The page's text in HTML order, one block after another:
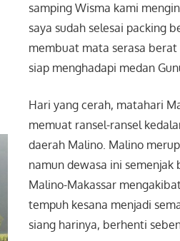
samping Wisma kami
saya sudah selesai packing
membuat mata serasa
siap menghadapi medan
Hari yang cerah, matahari
memuat ransel-ransel
daerah Malino. Malino
namun dewasa ini
Malino-Makassar
tempuh kesana menjadi
siang harinya, berhenti